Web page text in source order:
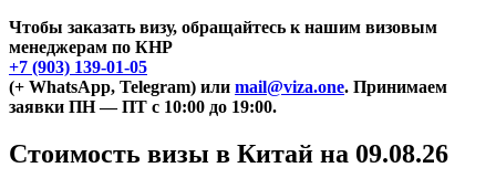
Чтобы заказать визу, обращайтесь к нашим визовым
менеджерам по КНР
+7 (903) 139-01-05
(+ WhatsApp, Telegram) или mail@viza.one. Принимаем
заявки ПН — ПТ с 10:00 до 19:00.
Стоимость визы в Китай на 09.08.26